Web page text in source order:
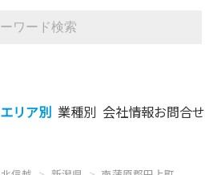
エリア別 業種別 会社情報お問合せ